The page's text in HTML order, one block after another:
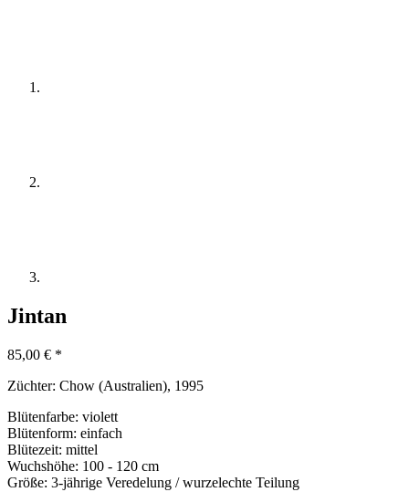
Jintan
85,00 € *
Züchter: Chow (Australien), 1995
Blütenfarbe: violett
Blütenform: einfach
Blütezeit: mittel
Wuchshöhe: 100 - 120 cm
Größe: 3-jährige Veredelung / wurzelechte Teilung